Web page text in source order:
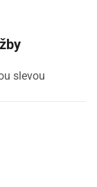
slevou